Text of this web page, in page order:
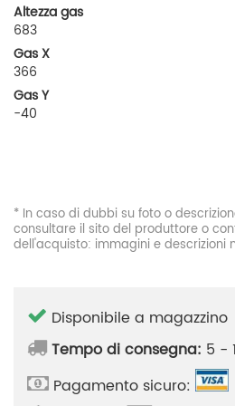
Altezza gas
683
Gas X
366
Gas Y
-40
* In caso di dubbi su foto o
consultare il sito del produttore o
dell'acquisto: immagini e descrizioni
Disponibile a magazzino
Tempo di consegna: 5 -
Pagamento sicuro: